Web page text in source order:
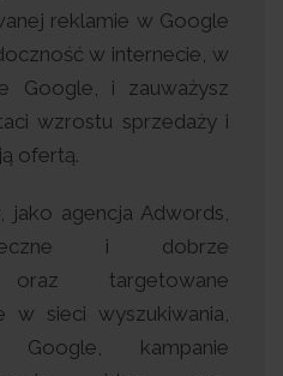
reklamie w Google
w internecie, w
Google, i zauważysz
wzrostu sprzedaży i
ofertą.
jako agencja Adwords,
i dobrze
oraz targetowane
w sieci wyszukiwania,
kampanie